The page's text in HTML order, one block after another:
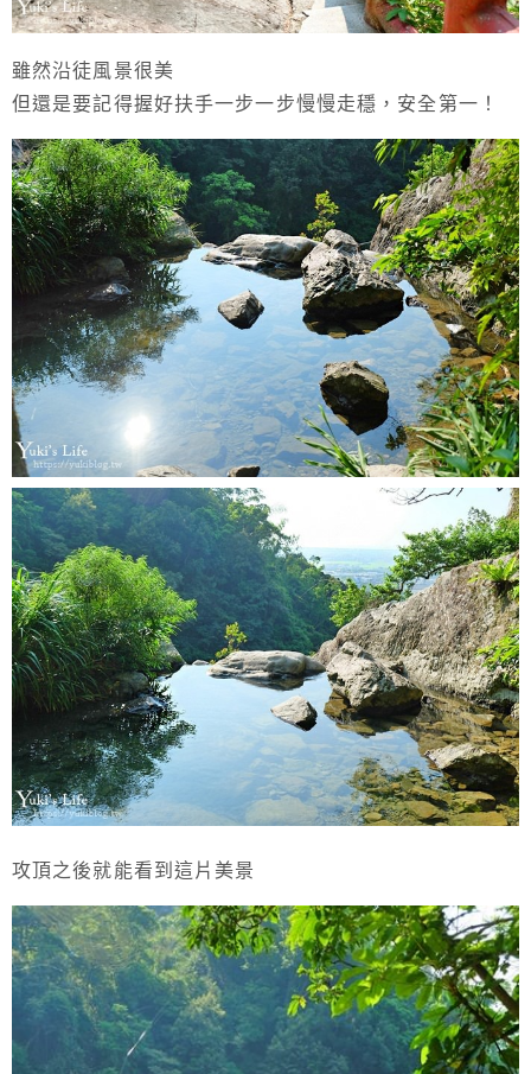
雖然沿徒風景很美
但還是要記得握好扶手一步一步慢慢走穩，安全第一！
攻頂之後就能看到這片美景